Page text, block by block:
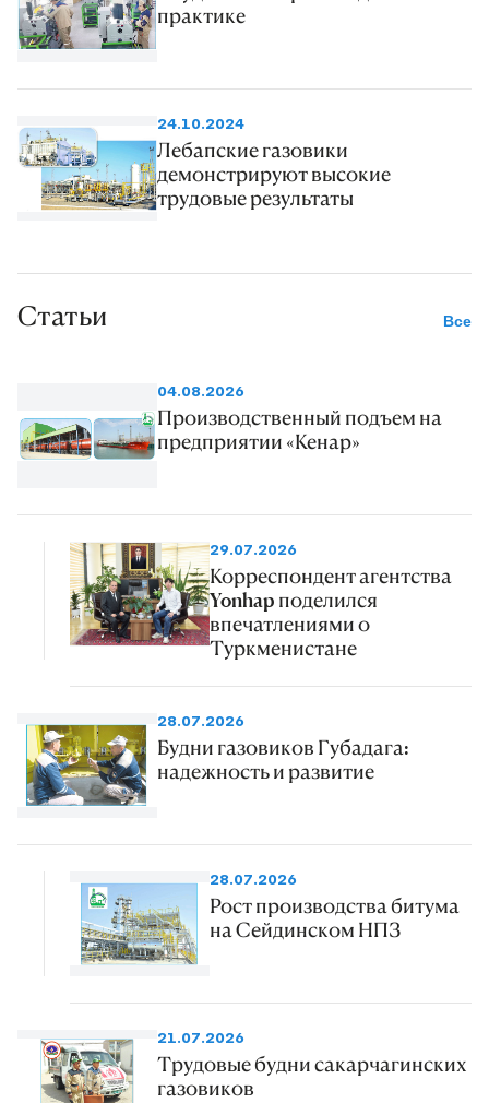
практике
24.10.2024
Лебапские газовики
демонстрируют высокие
трудовые результаты
Статьи Все
04.08.2026
Производственный подъем на
предприятии «Кенар»
29.07.2026
Корреспондент агентства
Yonhap поделился
впечатлениями о
Туркменистане
28.07.2026
Будни газовиков Губадага:
надежность и развитие
28.07.2026
Рост производства битума
на Сейдинском НПЗ
21.07.2026
Трудовые будни сакарчагинских
газовиков